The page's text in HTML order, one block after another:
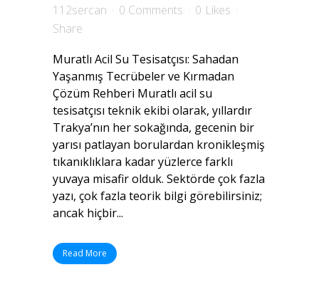
112sercan
0 Comments 0 Likes
Share
Muratlı Acil Su Tesisatçısı: Sahadan
Yaşanmış Tecrübeler ve Kırmadan
Çözüm Rehberi Muratlı acil su
tesisatçısı teknik ekibi olarak, yıllardır
Trakya’nın her sokağında, gecenin bir
yarısı patlayan borulardan kronikleşmiş
tıkanıklıklara kadar yüzlerce farklı
yuvaya misafir olduk. Sektörde çok fazla
yazı, çok fazla teorik bilgi görebilirsiniz;
ancak hiçbir...
Read More